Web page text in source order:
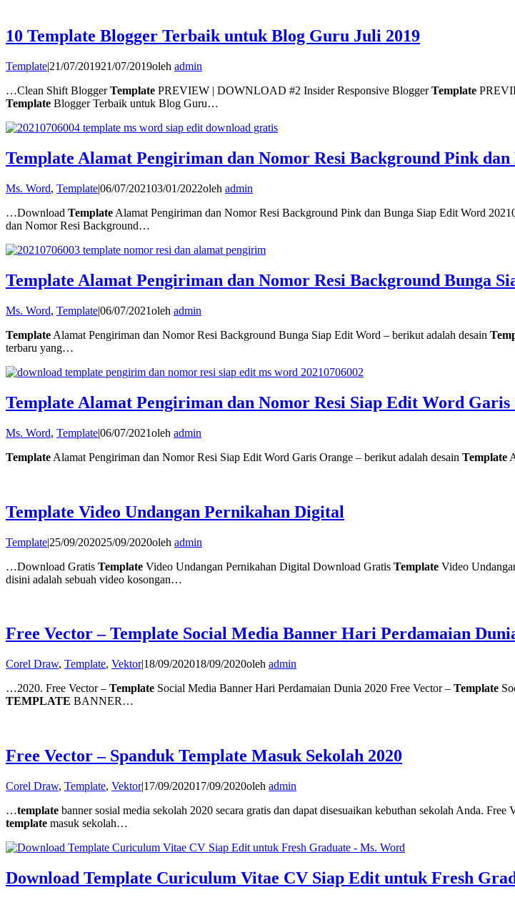
10 Template Blogger Terbaik untuk Blog Guru Juli 2019
Template|21/07/201921/07/2019oleh admin
…Clean Shift BloggerTemplate PREVIEW | DOWNLOAD #2 Insider Responsive BloggerTemplate
Template Blogger Terbaik untuk Blog Guru…
Template Alamat Pengiriman dan Nomor Resi Background Pink
Ms. Word, Template|06/07/202103/01/2022oleh admin
…Download Template Alamat Pengiriman dan Nomor Resi Background Pink dan Bunga Siap Edit Word
dan Nomor Resi Background…
Template Alamat Pengiriman dan Nomor Resi Background Bunga
Ms. Word, Template|06/07/2021oleh admin
Template Alamat Pengiriman dan Nomor Resi Background Bunga Siap Edit Word – berikut adalah desain
terbaru yang…
Template Alamat Pengiriman dan Nomor Resi Siap Edit Word Garis
Ms. Word, Template|06/07/2021oleh admin
Template Alamat Pengiriman dan Nomor Resi Siap Edit Word Garis Orange – berikut adalah desain Template
Template Video Undangan Pernikahan Digital
Template|25/09/202025/09/2020oleh admin
…Download Gratis Template Video Undangan Pernikahan Digital Download Gratis Template Video
disini adalah sebuah video kosongan…
Free Vector – Template Social Media Banner Hari Perdamaian
Corel Draw, Template, Vektor|18/09/202018/09/2020oleh admin
…2020. Free Vector – Template Social Media Banner Hari Perdamaian Dunia 2020 Free Vector – Template
TEMPLATE BANNER…
Free Vector – Spanduk Template Masuk Sekolah 2020
Corel Draw, Template, Vektor|17/09/202017/09/2020oleh admin
…template banner sosial media sekolah 2020 secara gratis dan dapat disesuaikan kebuthan sekolah Anda. Free
template masuk sekolah…
Download Template Curiculum Vitae CV Siap Edit untuk Fresh